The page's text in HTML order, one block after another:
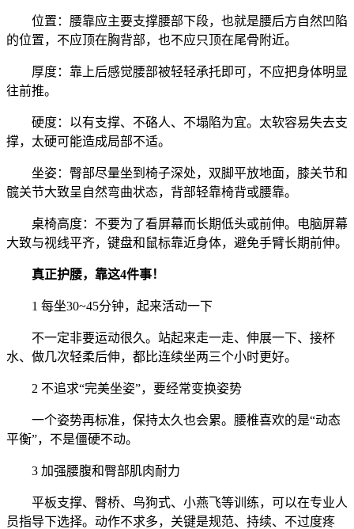
位置：腰靠应主要支撑腰部下段，也就是腰后方自然凹陷
的位置，不应顶在胸背部，也不应只顶在尾骨附近。
厚度：靠上后感觉腰部被轻轻承托即可，不应把身体明显
往前推。
硬度：以有支撑、不硌人、不塌陷为宜。太软容易失去支
撑，太硬可能造成局部不适。
坐姿：臀部尽量坐到椅子深处，双脚平放地面，膝关节和
髋关节大致呈自然弯曲状态，背部轻靠椅背或腰靠。
桌椅高度：不要为了看屏幕而长期低头或前伸。电脑屏幕
大致与视线平齐，键盘和鼠标靠近身体，避免手臂长期前伸。
真正护腰，靠这4件事！
1 每坐30~45分钟，起来活动一下
不一定非要运动很久。站起来走一走、伸展一下、接杯
水、做几次轻柔后伸，都比连续坐两三个小时更好。
2 不追求“完美坐姿”，要经常变换姿势
一个姿势再标准，保持太久也会累。腰椎喜欢的是“动态
平衡”，不是僵硬不动。
3 加强腰腹和臀部肌肉耐力
平板支撑、臀桥、鸟狗式、小燕飞等训练，可以在专业人
员指导下选择。动作不求多，关键是规范、持续、不过度疼